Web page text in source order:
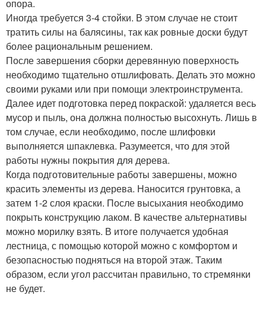
опора.
Иногда требуется 3-4 стойки. В этом случае не стоит
тратить силы на балясины, так как ровные доски будут
более рациональным решением.
После завершения сборки деревянную поверхность
необходимо тщательно отшлифовать. Делать это можно
своими руками или при помощи электроинструмента.
Далее идет подготовка перед покраской: удаляется весь
мусор и пыль, она должна полностью высохнуть. Лишь в
том случае, если необходимо, после шлифовки
выполняется шпаклевка. Разумеется, что для этой
работы нужны покрытия для дерева.
Когда подготовительные работы завершены, можно
красить элементы из дерева. Наносится грунтовка, а
затем 1-2 слоя краски. После высыхания необходимо
покрыть конструкцию лаком. В качестве альтернативы
можно морилку взять. В итоге получается удобная
лестница, с помощью которой можно с комфортом и
безопасностью подняться на второй этаж. Таким
образом, если угол рассчитан правильно, то стремянки
не будет.